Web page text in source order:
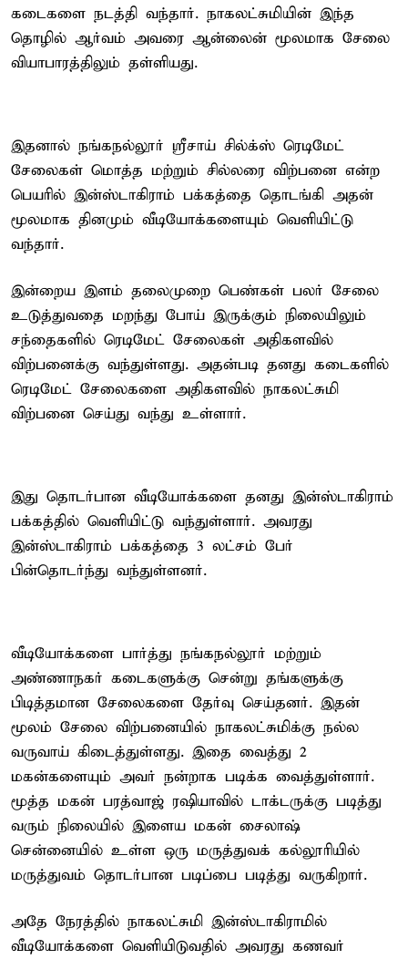
கடைகளை நடத்தி வந்தார். நாகலட்சுமியின் இந்த
தொழில் ஆர்வம் அவரை ஆன்லைன் மூலமாக சேலை
வியாபாரத்திலும் தள்ளியது.
இதனால் நங்கநல்லூர் ஸ்ரீசாய் சில்க்ஸ் ரெடிமேட்
சேலைகள் மொத்த மற்றும் சில்லரை விற்பனை என்ற
பெயரில் இன்ஸ்டாகிராம் பக்கத்தை தொடங்கி அதன்
மூலமாக தினமும் வீடியோக்களையும் வெளியிட்டு
வந்தார்.
இன்றைய இளம் தலைமுறை பெண்கள் பலர் சேலை
உடுத்துவதை மறந்து போய் இருக்கும் நிலையிலும்
சந்தைகளில் ரெடிமேட் சேலைகள் அதிகளவில்
விற்பனைக்கு வந்துள்ளது. அதன்படி தனது கடைகளில்
ரெடிமேட் சேலைகளை அதிகளவில் நாகலட்சுமி
விற்பனை செய்து வந்து உள்ளார்.
இது தொடர்பான வீடியோக்களை தனது இன்ஸ்டாகிராம்
பக்கத்தில் வெளியிட்டு வந்துள்ளார். அவரது
இன்ஸ்டாகிராம் பக்கத்தை 3 லட்சம் பேர்
பின்தொடர்ந்து வந்துள்ளனர்.
வீடியோக்களை பார்த்து நங்கநல்லூர் மற்றும்
அண்ணாநகர் கடைகளுக்கு சென்று தங்களுக்கு
பிடித்தமான சேலைகளை தேர்வு செய்தனர். இதன்
மூலம் சேலை விற்பனையில் நாகலட்சுமிக்கு நல்ல
வருவாய் கிடைத்துள்ளது. இதை வைத்து 2
மகன்களையும் அவர் நன்றாக படிக்க வைத்துள்ளார்.
மூத்த மகன் பரத்வாஜ் ரஷியாவில் டாக்டருக்கு படித்து
வரும் நிலையில் இளைய மகன் சைலாஷ்
சென்னையில் உள்ள ஒரு மருத்துவக் கல்லூரியில்
மருத்துவம் தொடர்பான படிப்பை படித்து வருகிறார்.
அதே நேரத்தில் நாகலட்சுமி இன்ஸ்டாகிராமில்
வீடியோக்களை வெளியிடுவதில் அவரது கணவர்